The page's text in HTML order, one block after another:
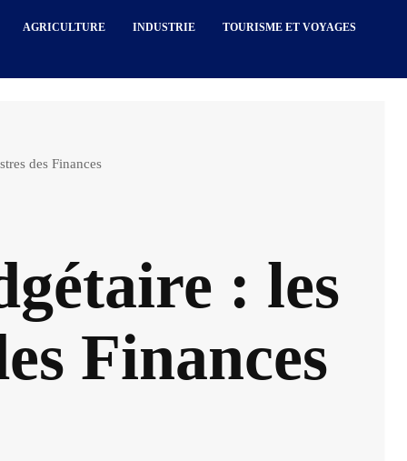
AGRICULTURE INDUSTRIE TOURISME ET VOYAGES
des Finances
: les
Finances